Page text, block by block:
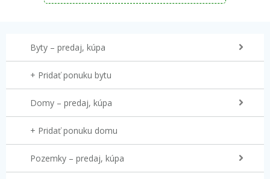
Byty – predaj, kúpa
+ Pridať ponuku bytu
Domy – predaj, kúpa
+ Pridať ponuku domu
Pozemky – predaj, kúpa